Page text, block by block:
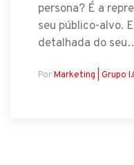
persona? É a
seu público-alvo.
detalhada do
PorMarketing | Grupo